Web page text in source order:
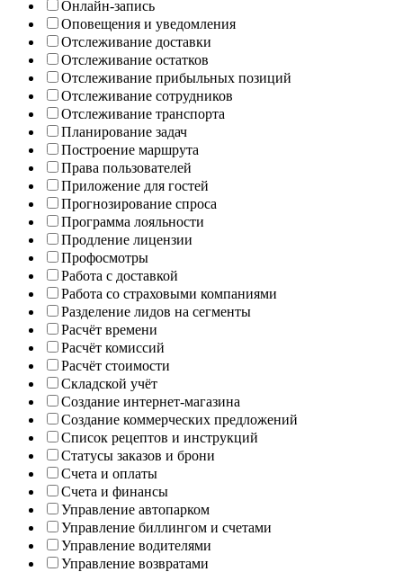
Онлайн-запись
Оповещения и уведомления
Отслеживание доставки
Отслеживание остатков
Отслеживание прибыльных позиций
Отслеживание сотрудников
Отслеживание транспорта
Планирование задач
Построение маршрута
Права пользователей
Приложение для гостей
Прогнозирование спроса
Программа лояльности
Продление лицензии
Профосмотры
Работа с доставкой
Работа со страховыми компаниями
Разделение лидов на сегменты
Расчёт времени
Расчёт комиссий
Расчёт стоимости
Складской учёт
Создание интернет-магазина
Создание коммерческих предложений
Список рецептов и инструкций
Статусы заказов и брони
Счета и оплаты
Счета и финансы
Управление автопарком
Управление биллингом и счетами
Управление водителями
Управление возвратами